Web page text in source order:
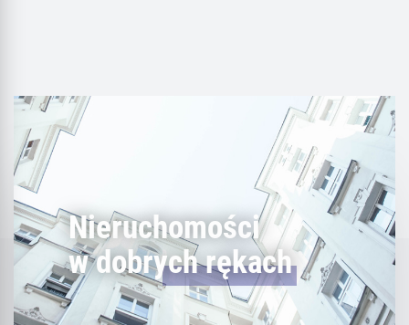
Nieruchomości
w dobrych rękach